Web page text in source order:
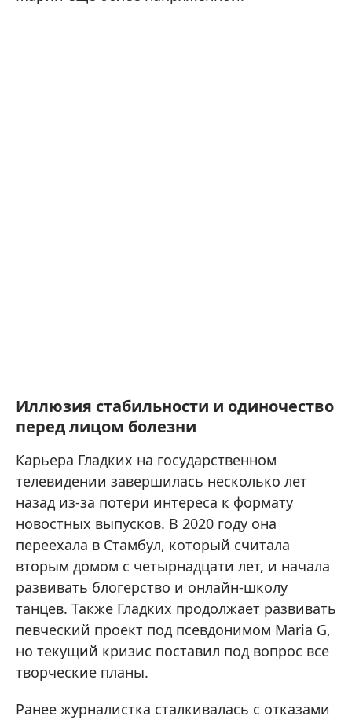
Иллюзия стабильности и одиночество
перед лицом болезни
Карьера Гладких на государственном
телевидении завершилась несколько лет
назад из-за потери интереса к формату
новостных выпусков. В 2020 году она
переехала в Стамбул, который считала
вторым домом с четырнадцати лет, и начала
развивать блогерство и онлайн-школу
танцев. Также Гладких продолжает развивать
певческий проект под псевдонимом Maria G,
но текущий кризис поставил под вопрос все
творческие планы.
Ранее журналистка сталкивалась с отказами